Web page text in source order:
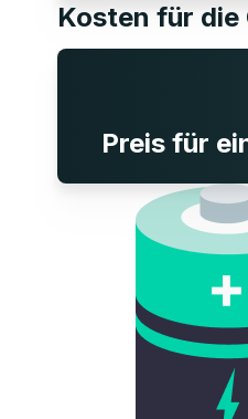
Kosten für die
Preis für